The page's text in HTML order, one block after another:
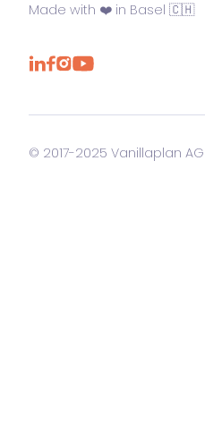
Made with ❤️ in Basel 🇨🇭
© 2017-2025 Vanillaplan